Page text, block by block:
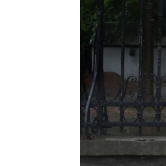
УКРАИНСКАЯ ПРОБЛЕМА КРЫМА